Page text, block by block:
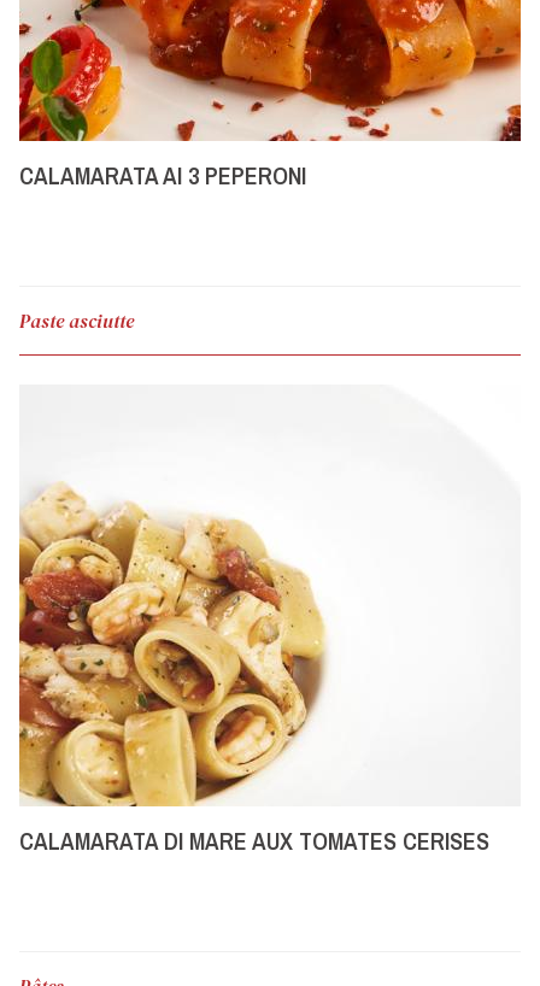
CALAMARATA AI 3 PEPERONI
Paste asciutte
CALAMARATA DI MARE AUX TOMATES CERISES